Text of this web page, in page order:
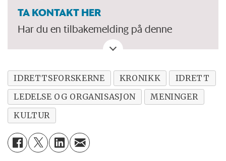
TA KONTAKT HER
Har du en tilbakemelding på denne
kronikken. Eller spørsmål, ros eller kritikk
en viktig debatt?
IDRETTSFORSKERNE KRONIKK
IDRETT
LEDELSE OG ORGANISASJON
MENINGER
KULTUR